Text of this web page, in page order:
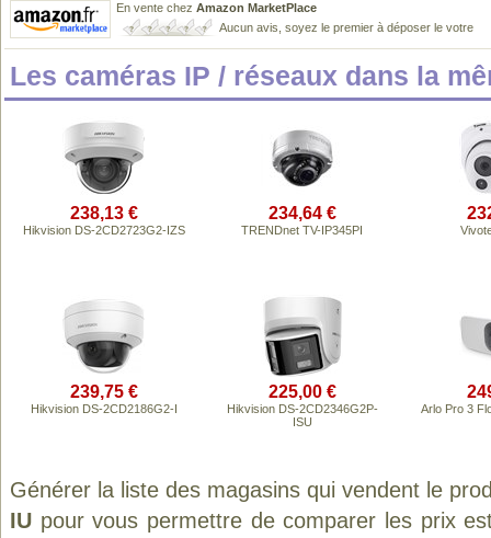
En vente chez Amazon MarketPlace
Aucun avis, soyez le premier à déposer le votre
Les caméras IP / réseaux dans la
238,13 €
Hikvision DS-2CD2723G2-IZS
234,64 €
TRENDnet TV-IP345PI
239,75 €
Hikvision DS-2CD2186G2-I
225,00 €
Hikvision DS-2CD2346G2P-
ISU
Arlo Pro 3
Générer la liste des magasins qui vendent le
IU pour vous permettre de comparer les prix